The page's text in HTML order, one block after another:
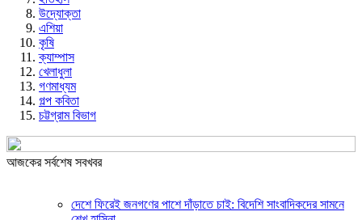
উদ্যোক্তা
এশিয়া
কৃষি
ক্যাম্পাস
খেলাধুলা
গণমাধ্যম
গল্প ক‌বিতা
চট্টগ্রাম বিভাগ
আজকের সর্বশেষ সবখবর
দেশে ফিরেই জনগণের পাশে দাঁড়াতে চাই: বিদেশি সাংবাদিকদের সামনে